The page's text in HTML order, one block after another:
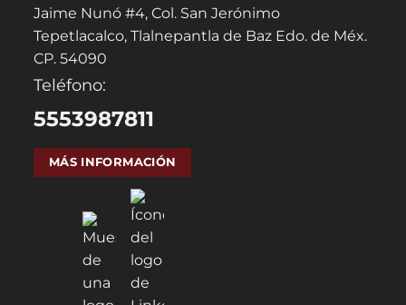
Jaime Nunó #4, Col. San Jerónimo
Tepetlacalco, Tlalnepantla de Baz Edo. de Méx.
CP. 54090
Teléfono:
5553987811
MÁS INFORMACIÓN